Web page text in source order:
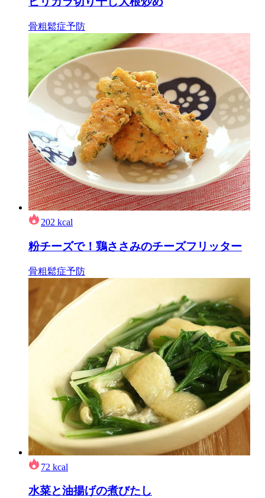
骨粗鬆症予防
202 kcal
粉チーズで！鶏ささみのチーズフリッター
骨粗鬆症予防
72 kcal
水菜と油揚げの煮びたし